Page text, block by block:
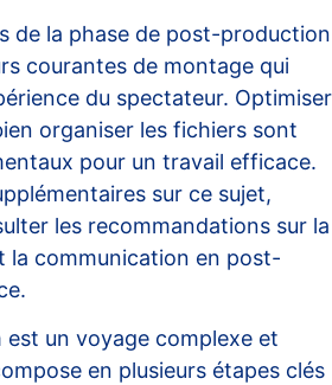
de la phase de post-production
courantes de montage qui
du spectateur. Optimiser
organiser les fichiers sont
pour un travail efficace.
sur ce sujet,
les recommandations sur la
la communication en post-
.
est un voyage complexe et
en plusieurs étapes clés